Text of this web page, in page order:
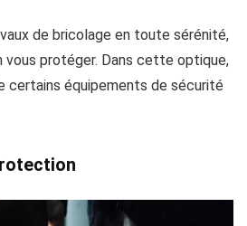
de bricolage en toute sérénité,
protéger. Dans cette optique,
certains équipements de sécurité